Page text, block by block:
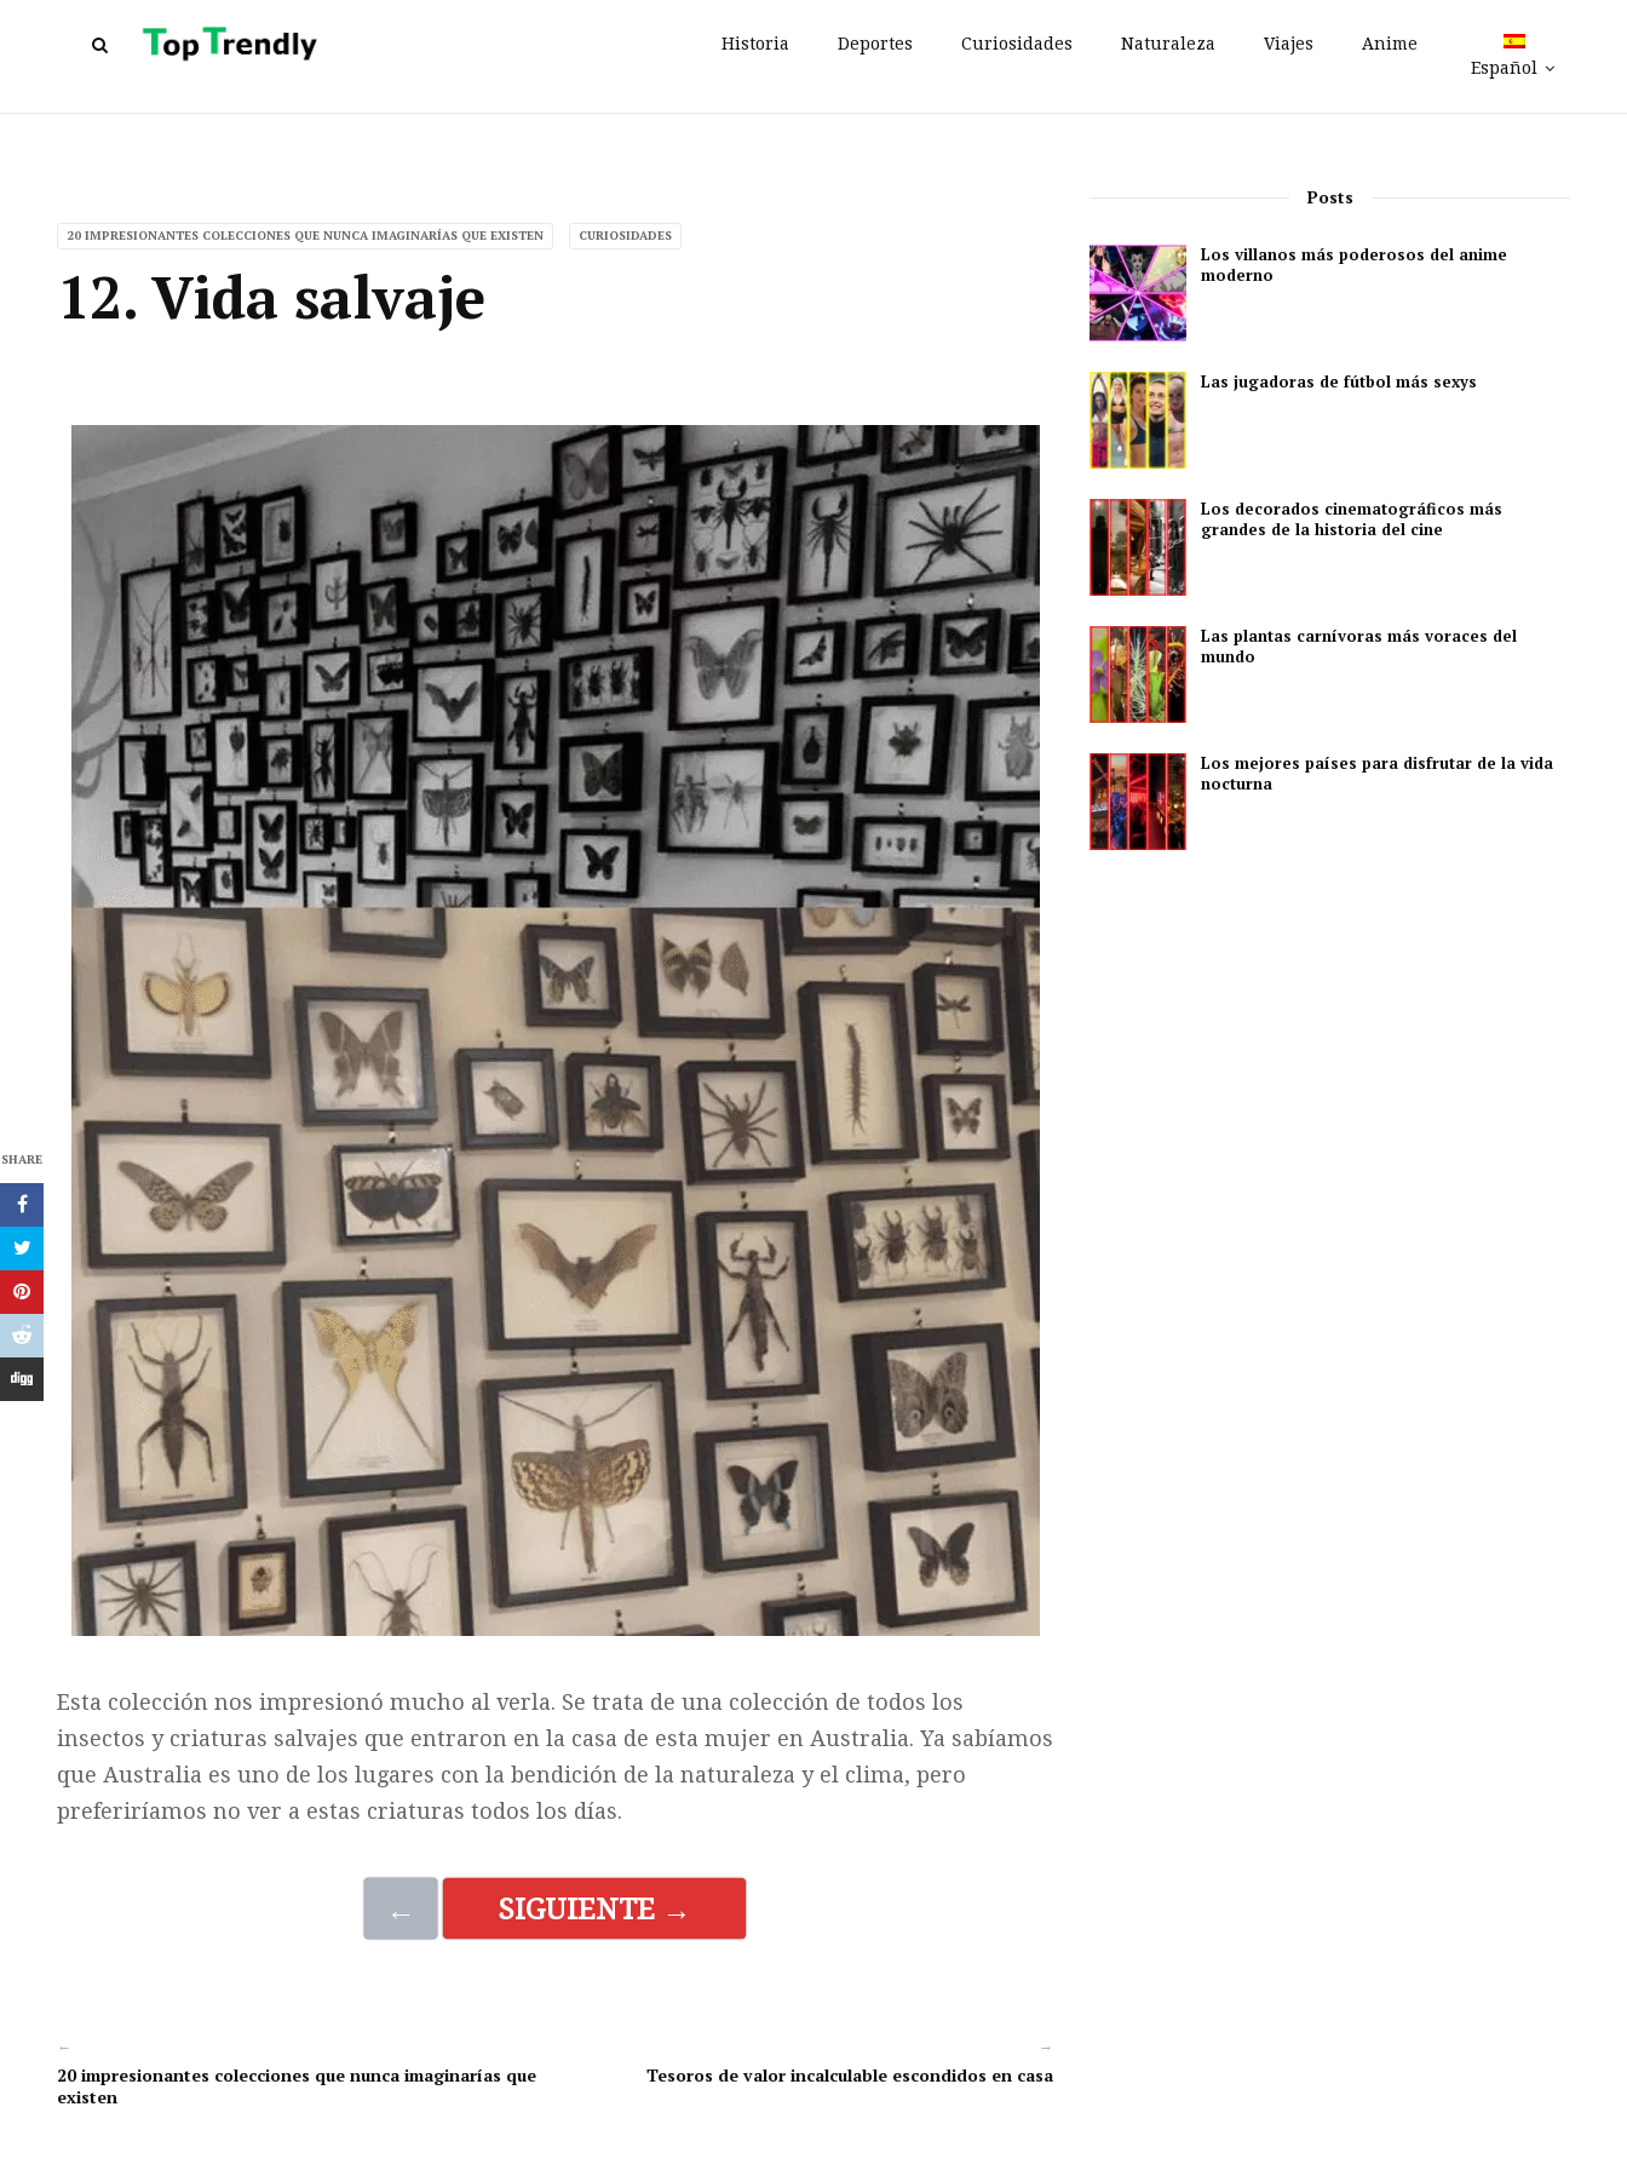
Historia Deportes Curiosidades Naturaleza Viajes
Anime
Español
20 IMPRESIONANTES COLECCIONES QUE NUNCA IMAGINARÍAS QUE EXISTEN CURIOSIDADES
12. Vida salvaje
SHARE
Esta colección nos impresionó mucho al verla. Se trata de una colección de todos los
insectos y criaturas salvajes que entraron en la casa de esta mujer en Australia. Ya sabíamos
que Australia es uno de los lugares con la bendición de la naturaleza y el clima, pero
preferiríamos no ver a estas criaturas todos los días.
← SIGUIENTE →
←
20 impresionantes colecciones que nunca imaginarías que
existen
→
Tesoros de valor incalculable escondidos en casa
Posts
Los villanos más poderosos del anime
moderno
Las jugadoras de fútbol más sexys
Los decorados cinematográficos más
grandes de la historia del cine
Las plantas carnívoras más voraces del
mundo
Los mejores países para disfrutar de la vida
nocturna